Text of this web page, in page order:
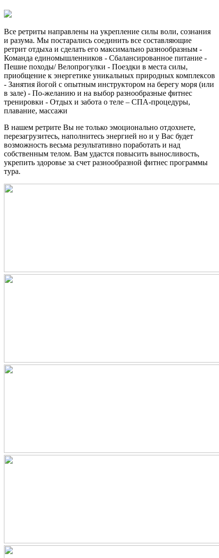
Все ретриты направлены на укрепление силы воли, сознания
и разума. Мы постарались соединить все составляющие
ретрит отдыха и сделать его максимально разнообразным -
Команда единомышленников - Сбалансированное питание -
Пешие походы/ Велопрогулки - Поездки в места силы,
приобщение к энергетике уникальных природных комплексов
- Занятия йогой с опытным инструктором на берегу моря (или
в зале) - По-желанию и на выбор разнообразные фитнес
тренировки - Отдых и забота о теле – СПА-процедуры,
плавание, массажи
В нашем ретрите Вы не только эмоционально отдохнете,
перезагрузитесь, наполнитесь энергией но и у Вас будет
возможность весьма результативно поработать и над
собственным телом. Вам удастся повысить выносливость,
укрепить здоровье за счет разнообразной фитнес программы
тура.